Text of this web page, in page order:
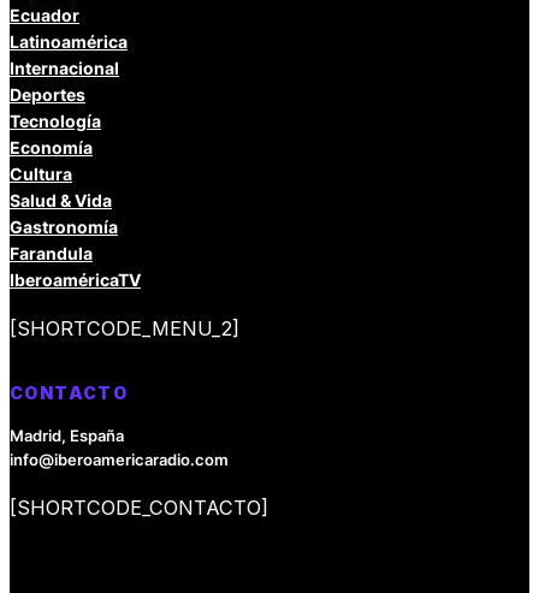
Ecuador
Latinoamérica
Internacional
Deportes
Tecnología
Economía
Cultura
Salud & Vida
Gastronomía
Farandula
IberoaméricaTV
[SHORTCODE_MENU_2]
CONTACTO
Madrid, España
info@iberoamericaradio.com
[SHORTCODE_CONTACTO]